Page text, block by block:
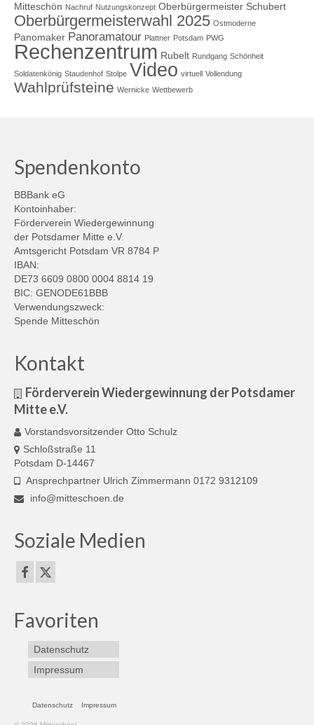
Mitteschön Nachruf Nutzungskonzept Oberbürgermeister Schubert
Oberbürgermeisterwahl 2025 Ostmoderne
Panomaker Panoramatour Plattner Potsdam PWG
Rechenzentrum Rubelt Rundgang Schönheit
Soldatenkönig Staudenhof Stolpe Video virtuell Vollendung
Wahlprüfsteine Wernicke Wettbewerb
Spendenkonto
BBBank eG
Kontoinhaber:
Förderverein Wiedergewinnung
der Potsdamer Mitte e.V.
Amtsgericht Potsdam VR 8784 P
IBAN:
DE73 6609 0800 0004 8814 19
BIC: GENODE61BBB
Verwendungszweck:
Spende Mitteschön
Kontakt
Förderverein Wiedergewinnung der Potsdamer
Mitte e.V.
Vorstandsvorsitzender Otto Schulz
Schloßstraße 11
Potsdam D-14467
Ansprechpartner Ulrich Zimmermann 0172 9312109
info@mitteschoen.de
Soziale Medien
Favoriten
Datenschutz
Impressum
Datenschutz Impressum